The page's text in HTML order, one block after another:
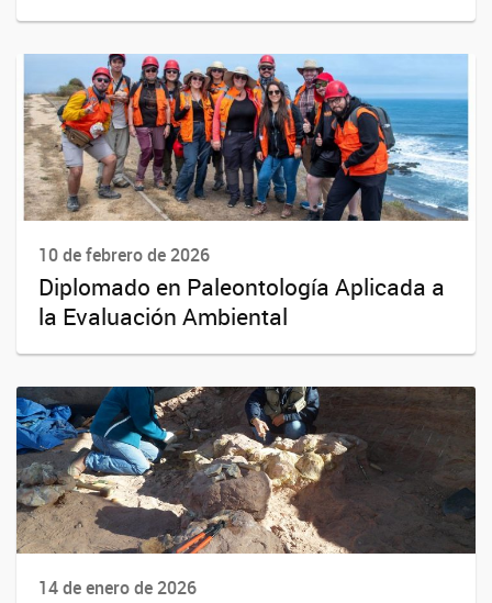
10 de febrero de 2026
Diplomado en Paleontología Aplicada a
la Evaluación Ambiental
14 de enero de 2026